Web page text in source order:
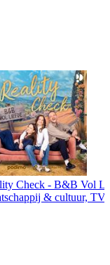
Check - B&B Vol
& cultuur,